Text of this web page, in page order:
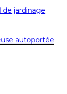
de jardinage
autoportée